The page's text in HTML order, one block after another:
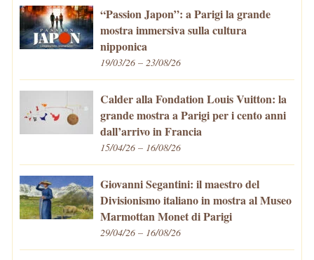
“Passion Japon”: a Parigi la grande
mostra immersiva sulla cultura
nipponica
19/03/26 – 23/08/26
Calder alla Fondation Louis Vuitton: la
grande mostra a Parigi per i cento anni
dall’arrivo in Francia
15/04/26 – 16/08/26
Giovanni Segantini: il maestro del
Divisionismo italiano in mostra al Museo
Marmottan Monet di Parigi
29/04/26 – 16/08/26